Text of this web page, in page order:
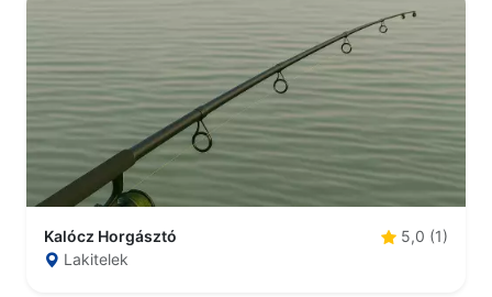
Kalócz Horgásztó
5,0 (1)
Lakitelek